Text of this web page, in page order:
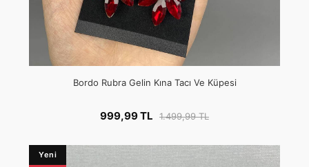
Bordo Rubra Gelin Kına Tacı Ve Küpesi
999,99 TL 1.499,99 TL
Yeni